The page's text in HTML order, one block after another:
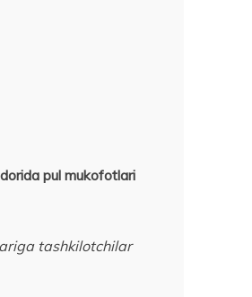
pul mukofotlari
tashkilotchilar